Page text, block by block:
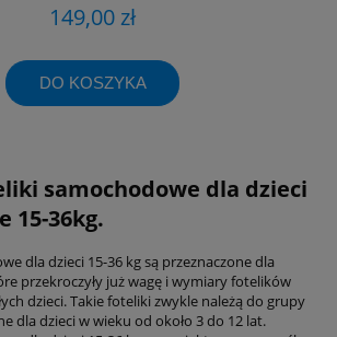
149,00 zł
DO KOSZYKA
samochodowe dla dzieci
15-36kg.
dla dzieci 15-36 kg są przeznaczone dla
przekroczyły już wagę i wymiary fotelików
dzieci. Takie foteliki zwykle należą do grupy
dla dzieci w wieku od około 3 do 12 lat.